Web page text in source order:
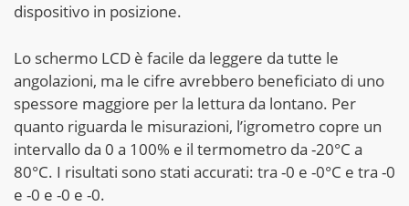
dispositivo in posizione.
Lo schermo LCD è facile da leggere da tutte le
angolazioni, ma le cifre avrebbero beneficiato di uno
spessore maggiore per la lettura da lontano. Per
quanto riguarda le misurazioni, l’igrometro copre un
intervallo da 0 a 100% e il termometro da -20°C a
80°C. I risultati sono stati accurati: tra -0 e -0°C e tra -0
e -0 e -0 e -0.